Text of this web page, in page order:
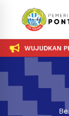
WUJUDKAN